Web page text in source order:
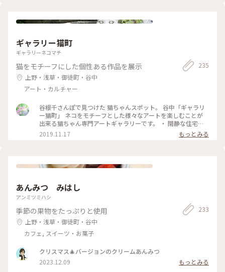
り、少し待ったあとの入場、 もぐもぐタイムの真っ只中でし
る シャオシャオ(3〜5枚目)の 愛くるしい姿を観ることが出来
ました。 ガラスの向こうで 熱い視線を送る 私たちなど まった
く気にする事なく、マイペースの シャオシャオと レイレ
イ。。 私たちも 思わず笑顔に。。 ちょっとした動きに 優しい
歓声が上がったり… 和気藹々とした 空気の パンダ舎は、静か
で 穏やかな時間が 流れていました。 中国に帰っても、いつま
でも元気でね たくさんの癒しを ありがとう♡ 抽選応募に当選
イ #上野動物園 #開運旅 #上野 #東京 #ことりっぷと一緒
ギャラリー猫町
ギャラリーネコマチ
猫をモチーフにした個性ある作品を展示
上野・浅草・御徒町・谷中
アート・カルチャー
235
谷根千さんぽで見つけた 猫ちゃんスポット。 谷中「ギャラリ
ー猫町」 ネコをモチーフとした様々なアートを楽しむことが
出来る猫ちゃん専門アートギャラリーです。 ・ 閑静な住宅街
にあって 建物の周りも猫ちゃんがいっぱいで ワクワクしまし
た。 ・ 今回の展示は撮影が禁止でしたので 外観のお写真だけ
トですね。 ・ 何度でも足を運びたくなりました。 ほんと可愛
2019.11.17 もっとみる
あんみつ みはし
アンミツミハシ
季節の果物をたっぷりと使用
上野・浅草・御徒町・谷中
カフェ, スイーツ・お菓子
233
クリスマス🎄バージョンのクリームあんみつ
2023.12.09
もっとみる